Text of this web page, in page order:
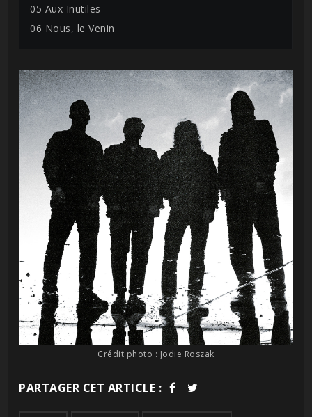
05 Aux Inutiles
06 Nous, le Venin
Crédit photo : Jodie Roszak
PARTAGER CET ARTICLE :